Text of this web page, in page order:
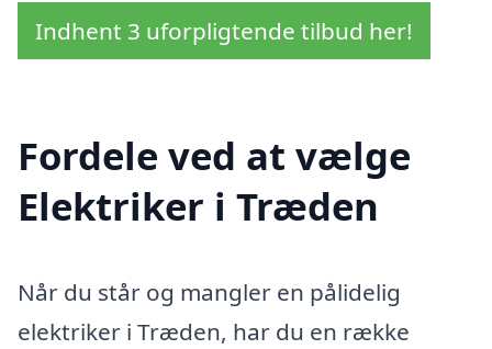
Indhent 3 uforpligtende tilbud her!
Fordele ved at vælge
Elektriker i Træden
Når du står og mangler en pålidelig
elektriker i Træden, har du en række